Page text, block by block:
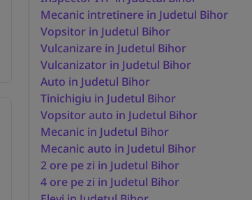
Mecanic intretinere in Judetul Bihor
Vopsitor in Judetul Bihor
Vulcanizare in Judetul Bihor
Vulcanizator in Judetul Bihor
Auto in Judetul Bihor
Tinichigiu in Judetul Bihor
Vopsitor auto in Judetul Bihor
Mecanic in Judetul Bihor
Mecanic auto in Judetul Bihor
2 ore pe zi in Judetul Bihor
4 ore pe zi in Judetul Bihor